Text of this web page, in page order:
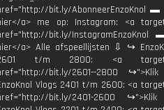
bit.ly/AbonneerEnzoKnol ▬
a> me op: Instagram: <a
bit.ly/InstagramEnzoKnol
a> Alle afspeellijsten ⇩ ↪
t/m 2800: <a
bit.ly/2601--2800
Vlogs 2401 t/m 2600: <a
bit.ly/2401-2600 ↪">Klik